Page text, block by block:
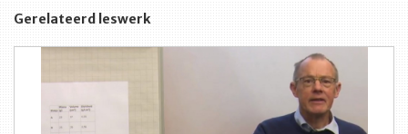
Gerelateerd leswerk